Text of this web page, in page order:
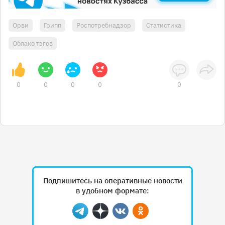
Орви Грипп Роспотребнадзор Статистика
Облако тэгов
0 0 0 0 0
Подпишитесь на оперативные новости
в удобном формате:
Telegram
ДзенВконтактеОдноклассники